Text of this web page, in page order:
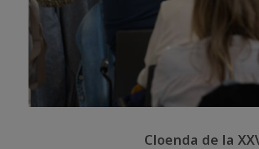
Cloenda de la